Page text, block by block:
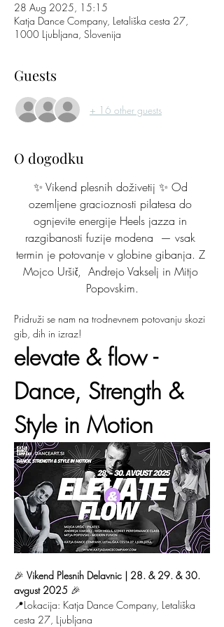
28 Aug 2025, 15:15
Katja Dance Company, Letališka cesta 27,
1000 Ljubljana, Slovenija
Guests
+ 16 other guests
O dogodku
✨ Vikend plesnih doživetij ✨ Od
ozemljene gracioznosti pilatesa do
ognjevite energije Heels jazza in
razgibanosti fuzije modena  — vsak
termin je potovanje v globine gibanja. Z
Mojco Uršič,  Andrejo Vakselj in Mitjo
Popovskim.
Pridruži se nam na trodnevnem potovanju skozi
gib, dih in izraz!
elevate & flow -
Dance, Strength &
Style in Motion
🎉 Vikend Plesnih Delavnic | 28. & 29. & 30.
avgust 2025 🎉
📍Lokacija: Katja Dance Company, Letališka
cesta 27, Ljubljana